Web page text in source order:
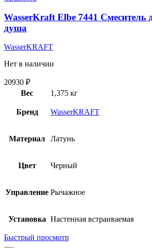
WasserKraft Elbe 7441 Смеситель
душа
WasserKRAFT
Нет в наличии
20930 ₽
Вес
1,375 кг
Бренд WasserKRAFT
Материал Латунь
Цвет Черный
Управление Рычажное
Установка Настенная встраиваемая
Быстрый просмотр